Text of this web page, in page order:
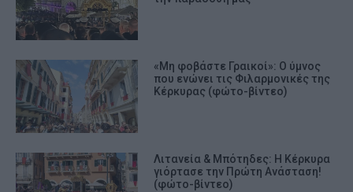
«Μη φοβάστε Γραικοί»: Ο ύμνος
που ενώνει τις Φιλαρμονικές της
Κέρκυρας (φώτο-βίντεο)
Λιτανεία & Μπότηδες: Η Κέρκυρα
γιόρτασε την Πρώτη Ανάσταση!
(φώτο-βίντεο)